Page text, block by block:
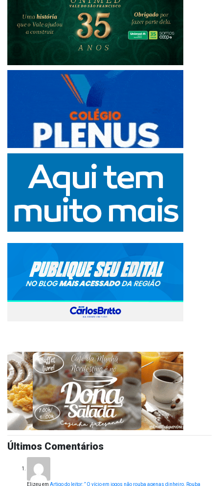
Últimos Comentários
Elizeu em Artigo do leitor: ” O vício em jogos não rouba apenas dinheiro. Rouba